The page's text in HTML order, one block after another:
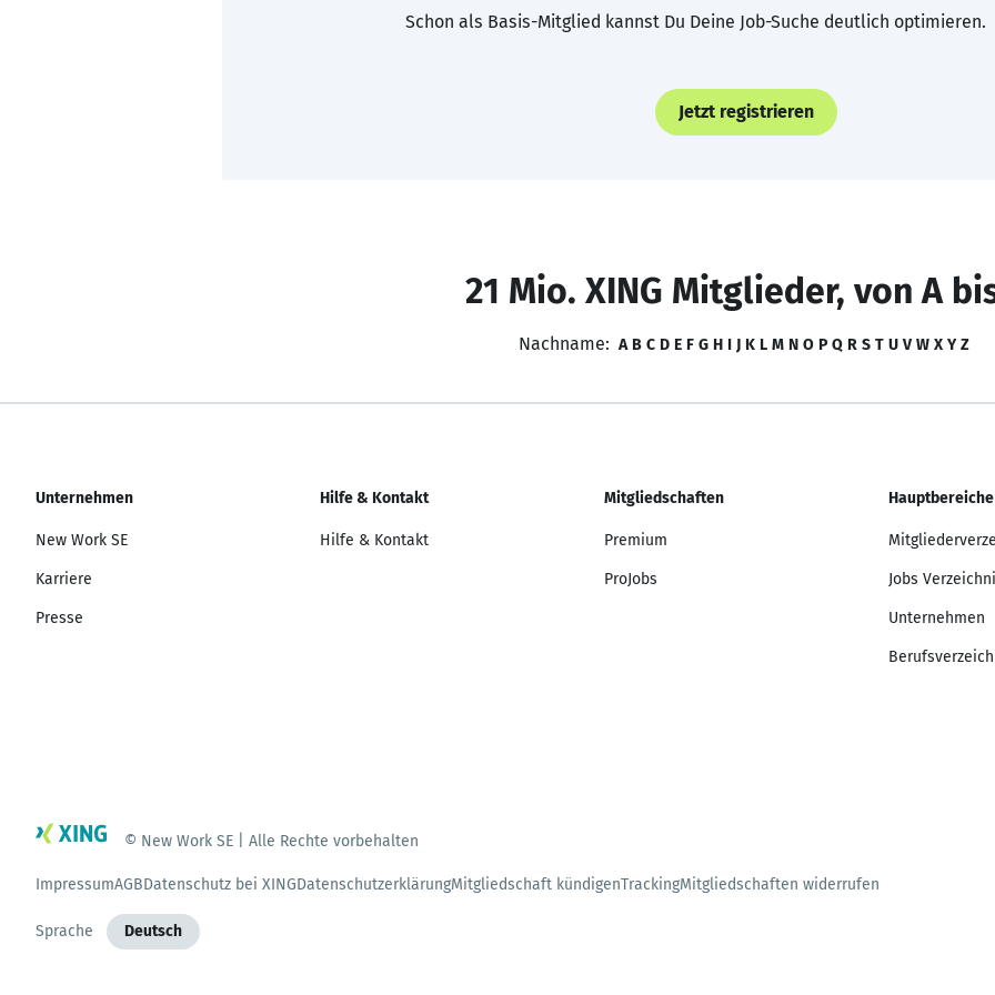
Schon als Basis-Mitglied kannst Du Deine Job-Suche deutlich optimieren.
Jetzt registrieren
21 Mio. XING Mitglieder, von A
Nachname: A B C D E F G H I J K L M N O P Q R S T U V W X Y Z
Unternehmen
New Work SE
Karriere
Presse
Hilfe & Kontakt
Hilfe & Kontakt
Mitgliedschaften
Premium
ProJobs
Hauptbereiche
Jobs
Unternehmen
© New Work SE | Alle Rechte vorbehalten
ImpressumAGBDatenschutz bei XINGDatenschutzerklärungMitgliedschaft kündigenTrackingMitgliedschaften widerrufen
Sprache Deutsch